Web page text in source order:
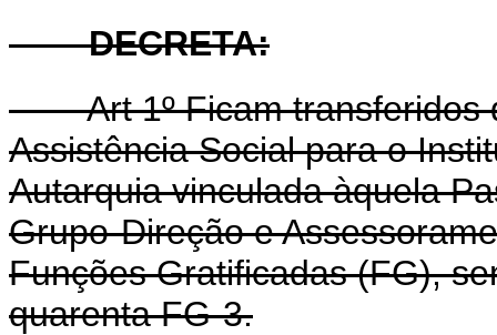
DECRETA:
Art 1º Ficam transferidos
Assistência Social para o
Autarquia vinculada àquela
Grupo-Direção e
Funções Gratificadas (FG),
quarenta FG-3.